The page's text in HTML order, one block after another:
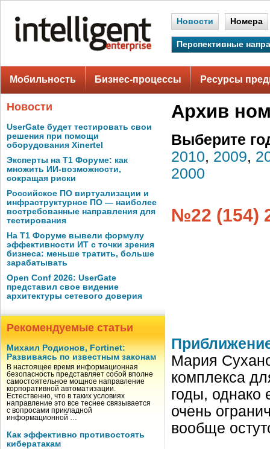
Новости Номера
Перспективные
Мобильность Бизнес-процессы Ресурсы
Новости
UserGate будет тестировать свои
решения при помощи
оборудования Xinertel
Эксперты на Т1 Форуме: как
множить ИИ-возможности,
сокращая риски
Российское ПО виртуализации и
инфраструктурное ПО — наиболее
востребованные направления для
тестирования
На Т1 Форуме вывели формулу
эффективности ИТ с точки зрения
бизнеса: меньше тратить, больше
зарабатывать
Open Conf 2026: UserGate
представил свое видение
архитектуры сетевого доверия
Рекомендуемые статьи
Михаил Родионов, Fortinet:
Развиваясь по известным законам
В настоящее время информационная
безопасность представляет собой вполне
самостоятельное мощное направление
корпоративной автоматизации.
Естественно, что в таких условиях
направление это все теснее связывается
с вопросами прикладной
информационной …
Как эффективно противостоять
кибератакам
Архив
Выберите
2010, 2009,
2000
№22 (154)
Мария
комплекса
годы, однако
очень
вообще